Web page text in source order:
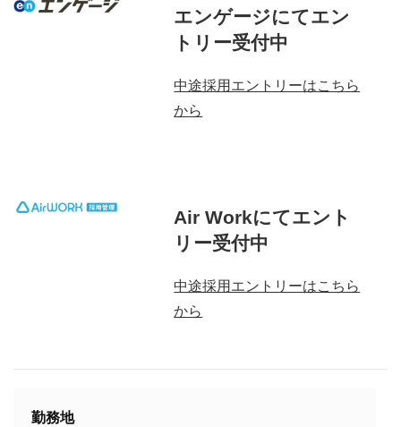
エンゲージにてエン
トリー受付中
中途採用エントリーはこちら
から
Air Workにてエント
リー受付中
中途採用エントリーはこちら
から
勤務地